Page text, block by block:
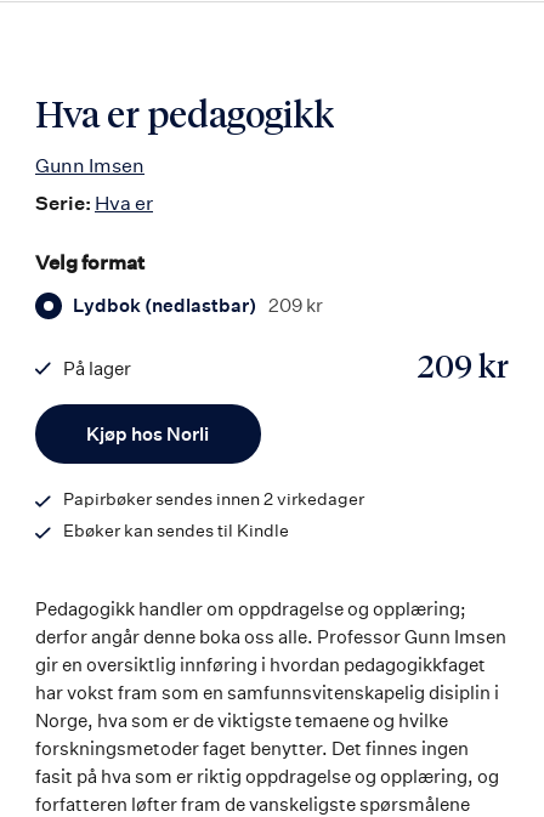
Hva er pedagogikk
Gunn Imsen
Serie: Hva er
Velg format
Lydbok (nedlastbar) 209 kr
Kjøp hos Norli
209 kr
På lager
9788242167026
Papirbøker sendes innen 2 virkedager
Ebøker kan sendes til Kindle
Pedagogikk handler om oppdragelse og opplæring;
derfor angår denne boka oss alle. Professor Gunn Imsen
gir en oversiktlig innføring i hvordan pedagogikkfaget
har vokst fram som en samfunnsvitenskapelig disiplin i
Norge, hva som er de viktigste temaene og hvilke
forskningsmetoder faget benytter. Det finnes ingen
fasit på hva som er riktig oppdragelse og opplæring, og
forfatteren løfter fram de vanskeligste spørsmålene